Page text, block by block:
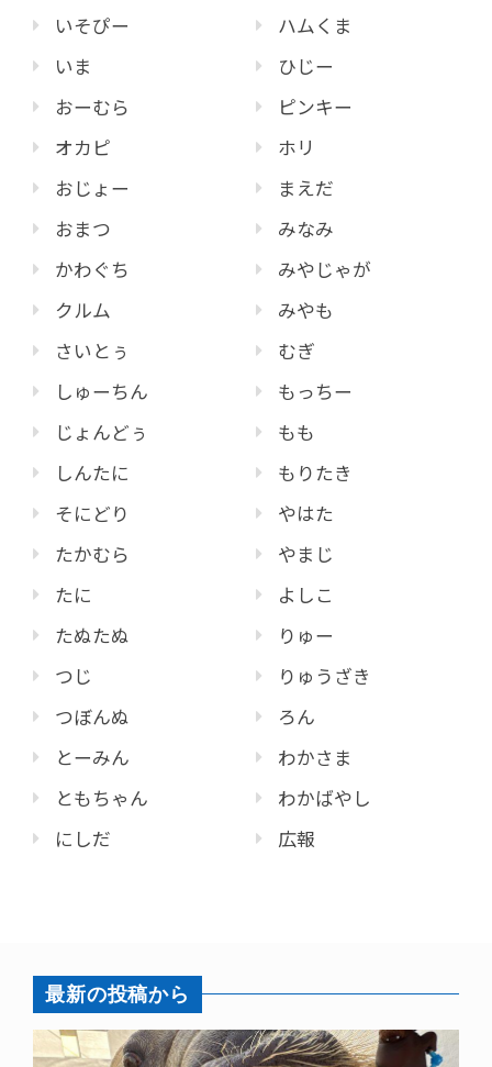
いそぴー
いま
おーむら
オカピ
おじょー
おまつ
かわぐち
クルム
さいとぅ
しゅーちん
じょんどぅ
しんたに
そにどり
たかむら
たに
たぬたぬ
つじ
つぼんぬ
とーみん
ともちゃん
にしだ
ハムくま
ひじー
ピンキー
ホリ
まえだ
みなみ
みやじゃが
みやも
むぎ
もっちー
もも
もりたき
やはた
やまじ
よしこ
りゅー
りゅうざき
ろん
わかさま
わかばやし
広報
最新の投稿から